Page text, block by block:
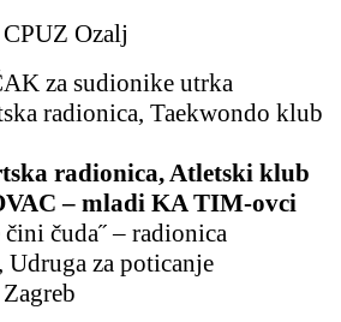
Ozalj
za sudionike utrka
radionica, Taekwondo klub
radionica, Atletski klub
– mladi KA TIM-ovci
čuda˝ – radionica
za poticanje